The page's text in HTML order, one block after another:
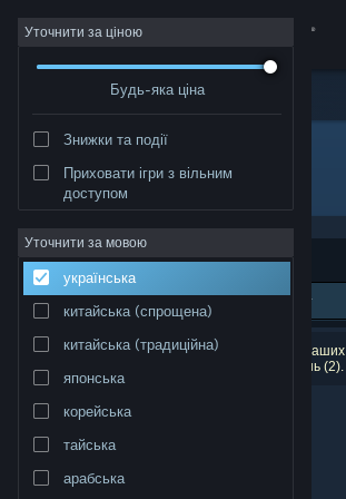
Увійти
Крамниця
Інформація
Підтримка
Змінити мову
Переглянути повну версію
Уточнити за ціною
Будь-яка ціна
Знижки та події
Приховати ігри з вільним
доступом
Уточнити за мовою
українська
китайська (спрощена)
китайська (традиційна)
японська
корейська
тайська
арабська
Розробник: Seidlsoft
Упорядкувати за доречністю
Результатів вашого пошуку: 0. Відповідно до ваших
уподобань було виключено кілька найменувань (2).